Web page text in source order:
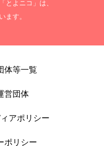
とよニコ」は、
ます。
体等一覧
営団体
アポリシー
ポリシー